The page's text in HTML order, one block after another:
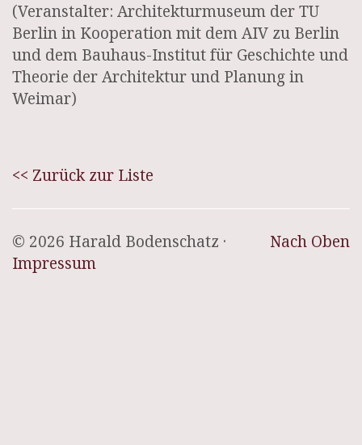
(Veranstalter: Architekturmuseum der TU
Berlin in Kooperation mit dem AIV zu Berlin
und dem Bauhaus-Institut für Geschichte und
Theorie der Architektur und Planung in
Weimar)
<< Zurück zur Liste
Nach Oben
© 2026 Harald Bodenschatz ·
Impressum